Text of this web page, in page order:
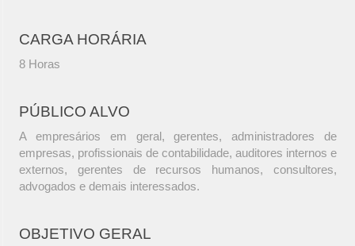
CARGA HORÁRIA
8 Horas
PÚBLICO ALVO
A empresários em geral, gerentes, administradores de
empresas, profissionais de contabilidade, auditores internos e
externos, gerentes de recursos humanos, consultores,
advogados e demais interessados.
OBJETIVO GERAL